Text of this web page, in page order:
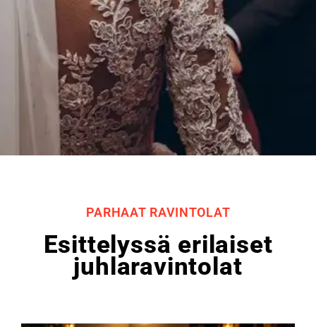
PARHAAT RAVINTOLAT
Esittelyssä erilaiset
juhlaravintolat